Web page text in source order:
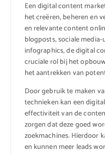
Een digital content
het creëren, beheren en
en relevante content
blogposts, sociale
infographics, de digital
cruciale rol bij het
het aantrekken van
Door gebruik te maken
technieken kan een
effectiviteit van de
zorgen dat deze goed
zoekmachines. Hierdoor
en kunnen meer leads